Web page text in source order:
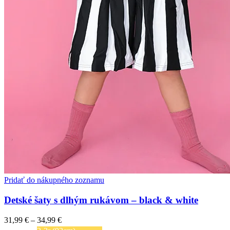
Pridať do nákupného zoznamu
Detské šaty s dlhým rukávom – black & white
31,99 € – 34,99 €Price